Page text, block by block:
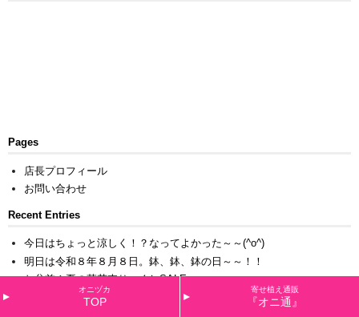
Pages
店長プロフィール
お問い合わせ
Recent Entries
今日はちょっと涼しく！？なってよかった～～(^o^)
明日は令和８年８月８日。鉢、鉢、鉢の日～～！！
お盆前！夏の草花売りつくしSALE♫
本日の夏のオニ通は！！
オニヅカ
TOP
寄せ植え通販
『オニ通』